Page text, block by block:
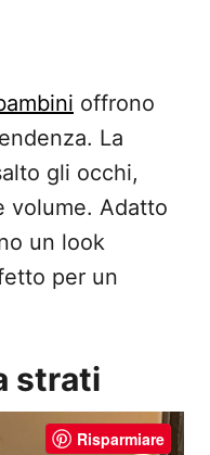
offrono
La
gli occhi,
volume. Adatto
un look
per un
strati
Risparmiare